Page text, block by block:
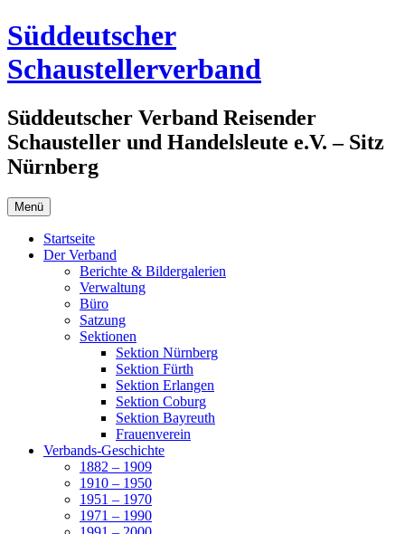
Zum
Inhalt
springen
Süddeutscher
Schaustellerverband
Süddeutscher Verband Reisender
Schausteller und Handelsleute e.V. – Sitz
Nürnberg
Menü
Startseite
Der Verband
Berichte & Bildergalerien
Verwaltung
Büro
Satzung
Sektionen
Sektion Nürnberg
Sektion Fürth
Sektion Erlangen
Sektion Coburg
Sektion Bayreuth
Frauenverein
Verbands-Geschichte
1882 – 1909
1910 – 1950
1951 – 1970
1971 – 1990